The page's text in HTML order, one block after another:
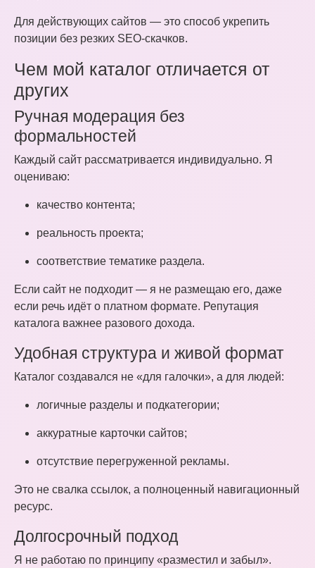
Для действующих сайтов — это способ укрепить
позиции без резких SEO-скачков.
Чем мой каталог отличается от
других
Ручная модерация без
формальностей
Каждый сайт рассматривается индивидуально. Я
оцениваю:
качество контента;
реальность проекта;
соответствие тематике раздела.
Если сайт не подходит — я не размещаю его, даже
если речь идёт о платном формате. Репутация
каталога важнее разового дохода.
Удобная структура и живой формат
Каталог создавался не «для галочки», а для людей:
логичные разделы и подкатегории;
аккуратные карточки сайтов;
отсутствие перегруженной рекламы.
Это не свалка ссылок, а полноценный навигационный
ресурс.
Долгосрочный подход
Я не работаю по принципу «разместил и забыл».